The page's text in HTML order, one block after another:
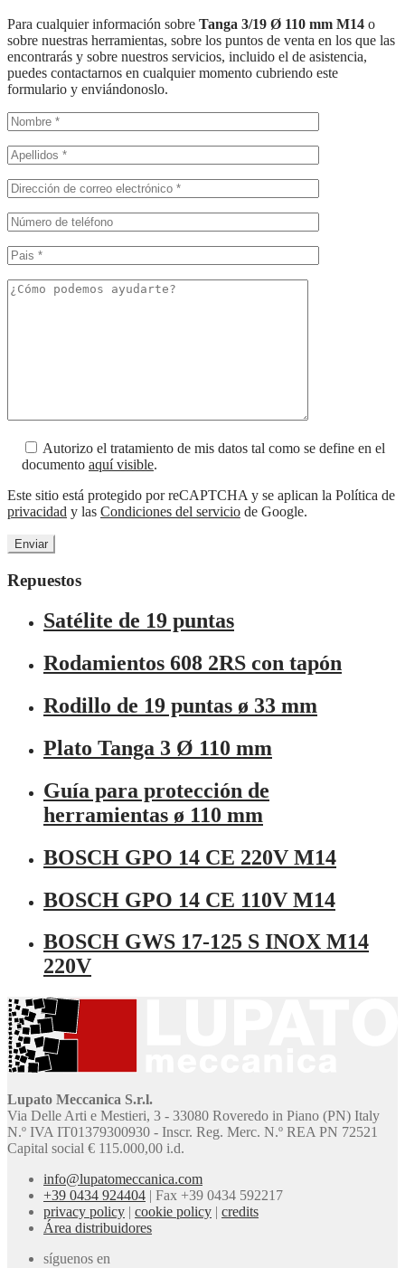
Para cualquier información sobre Tanga 3/19 Ø 110 mm M14 o
sobre nuestras herramientas, sobre los puntos de venta en los que las
encontrarás y sobre nuestros servicios, incluido el de asistencia,
puedes contactarnos en cualquier momento cubriendo este
formulario y enviándonoslo.
Autorizo el tratamiento de mis datos tal como se define en el
documento aquí visible.
Este sitio está protegido por reCAPTCHA y se aplican la Política de
privacidad y las Condiciones del servicio de Google.
Repuestos
Satélite de 19 puntas
Rodamientos 608 2RS con tapón
Rodillo de 19 puntas ø 33 mm
Plato Tanga 3 Ø 110 mm
Guía para protección de
herramientas ø 110 mm
BOSCH GPO 14 CE 220V M14
BOSCH GPO 14 CE 110V M14
BOSCH GWS 17-125 S INOX M14
220V
Lupato Meccanica S.r.l.
Via Delle Arti e Mestieri, 3 - 33080 Roveredo in Piano (PN) Italy
N.º IVA IT01379300930 - Inscr. Reg. Merc. N.º REA PN 72521
Capital social € 115.000,00 i.d.
info@lupatomeccanica.com
+39 0434 924404
Fax +39 0434 592217
privacy policy
cookie policy
credits
Área distribuidores
síguenos en